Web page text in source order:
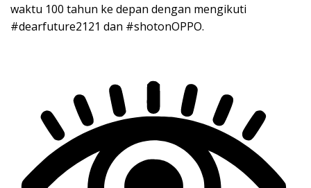
waktu 100 tahun ke depan dengan mengikuti
#dearfuture2121 dan #shotonOPPO.